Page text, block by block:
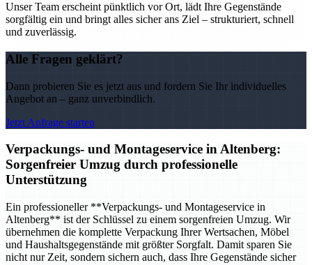
Unser Team erscheint pünktlich vor Ort, lädt Ihre Gegenstände
sorgfältig ein und bringt alles sicher ans Ziel – strukturiert, schnell
und zuverlässig.
Alle Fragen geklärt?
Dann probieren Sie es jetzt aus und fordern Sie Ihr individuelles
Angebot an – ganz unverbindlich.
Jetzt Anfrage starten
Verpackungs- und Montageservice in Altenberg:
Sorgenfreier Umzug durch professionelle
Unterstützung
Ein professioneller **Verpackungs- und Montageservice in
Altenberg** ist der Schlüssel zu einem sorgenfreien Umzug. Wir
übernehmen die komplette Verpackung Ihrer Wertsachen, Möbel
und Haushaltsgegenstände mit größter Sorgfalt. Damit sparen Sie
nicht nur Zeit, sondern sichern auch, dass Ihre Gegenstände sicher